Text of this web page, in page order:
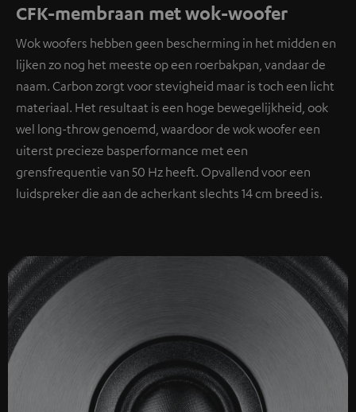
CFK-membraan met wok-woofer
Wok woofers hebben geen bescherming in het midden en
lijken zo nog het meeste op een roerbakpan, vandaar de
naam. Carbon zorgt voor stevigheid maar is toch een licht
materiaal. Het resultaat is een hoge bewegelijkheid, ook
wel long-throw genoemd, waardoor de wok woofer een
uiterst precieze basperformance met een
grensfrequentie van 50 Hz heeft. Opvallend voor een
luidspreker die aan de acherkant slechts 14 cm breed is.